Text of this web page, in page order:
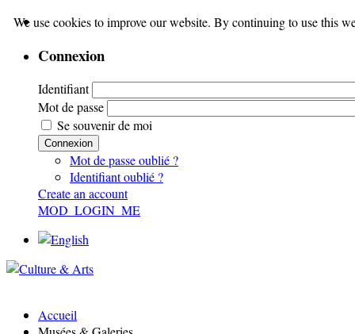
Connexion
Identifiant
Mot de passe
Se souvenir de moi
Connexion
Mot de passe oublié ?
Identifiant oublié ?
Create an account
MOD_LOGIN_ME
Accueil
We use cookies to improve our website. By continuing to use this